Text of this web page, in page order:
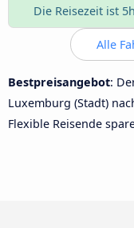
Die Reisezeit ist
Alle
Bestpreisangebot:
Luxemburg (Stadt)
Flexible Reisende